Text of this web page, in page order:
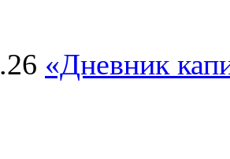
«Дневник